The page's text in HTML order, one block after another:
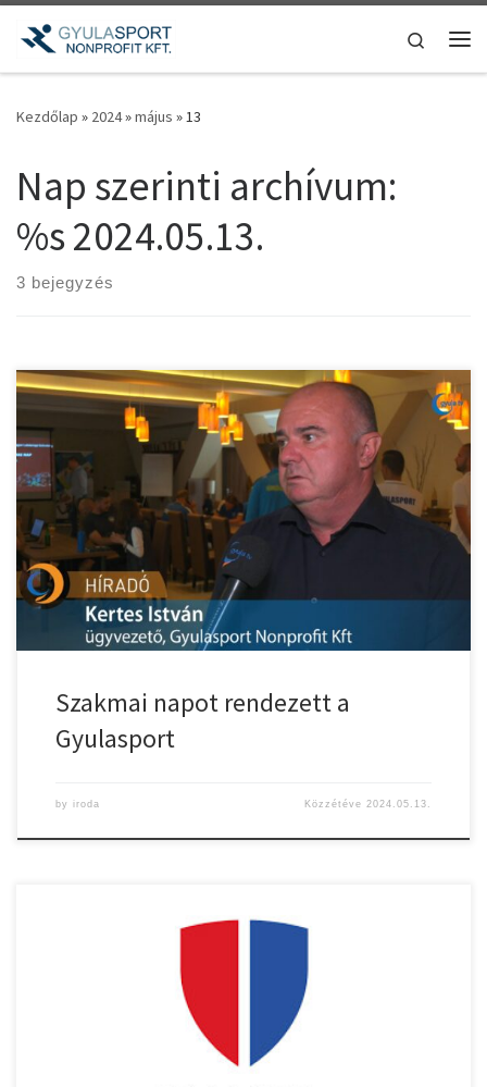
Teljes tartalom megjelenítése
Search
Kezdőlap » 2024»május »13
Nap szerinti archívum:
%s2024.05.13.
3 bejegyzés
Szakmai napot rendezett a
Gyulasport
by iroda Közzétéve2024.05.13.